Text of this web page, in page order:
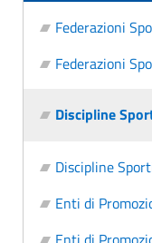
Federazioni
Federazioni
Discipline
Discipline
Enti di